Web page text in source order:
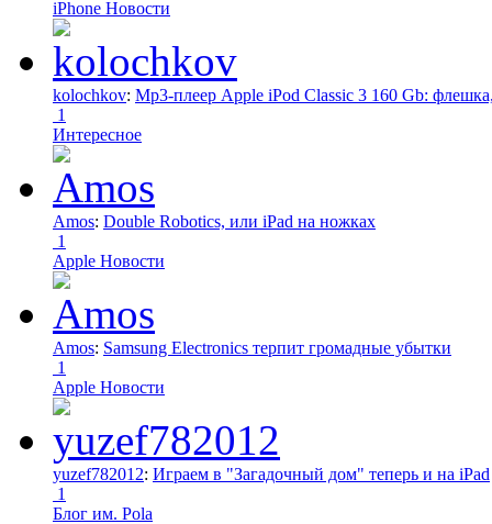
iPhone Новости
kolochkov: Mp3-плеер Apple iPod Classic 3 160 Gb:
1
Интересное
Amos: Double Robotics, или iPad на ножках
1
Apple Новости
Amos: Samsung Electronics терпит громадные убытки
1
Apple Новости
yuzef782012: Играем в "Загадочный дом" теперь и на iPad
1
Блог им. Pola